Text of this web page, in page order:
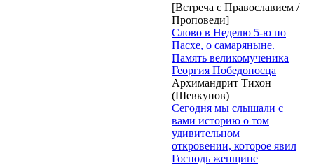
[Встреча с Православием /
Проповеди]
Слово в Неделю 5-ю по
Пасхе, о самаряныне.
Память великомученика
Георгия Победоносца
Архимандрит Тихон
(Шевкунов)
Сегодня мы слышали с
вами историю о том
удивительном
откровении, которое явил
Господь женщине